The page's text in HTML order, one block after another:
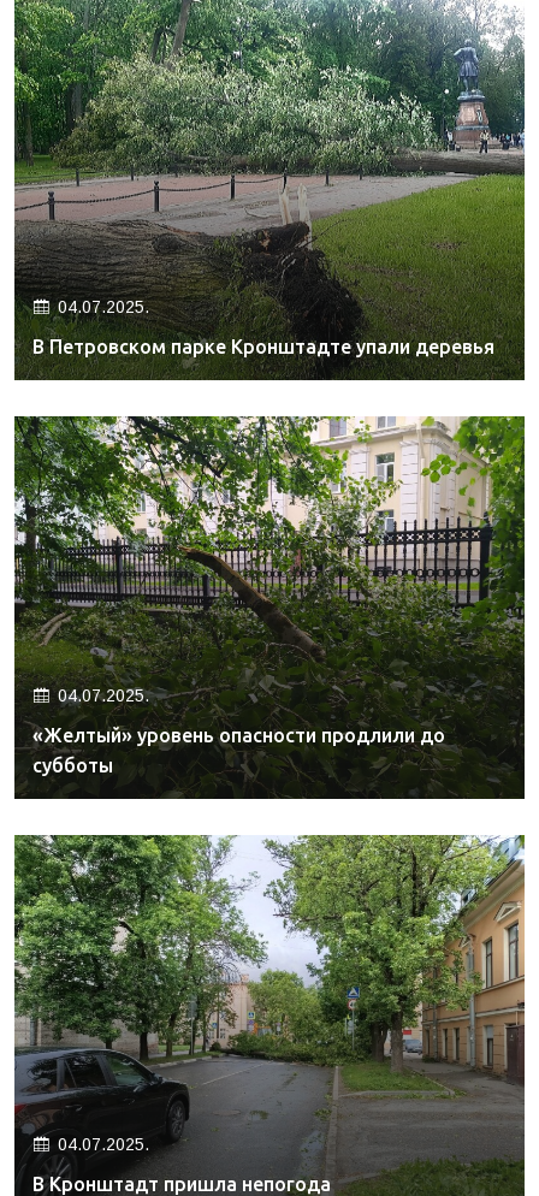
04.07.2025.
В Петровском парке Кронштадте упали деревья
04.07.2025.
«Желтый» уровень опасности продлили до
субботы
04.07.2025.
В Кронштадт пришла непогода